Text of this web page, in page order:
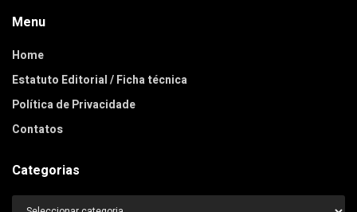
Menu
Home
Estatuto Editorial / Ficha técnica
Política de Privacidade
Contatos
Categorias
Categorias